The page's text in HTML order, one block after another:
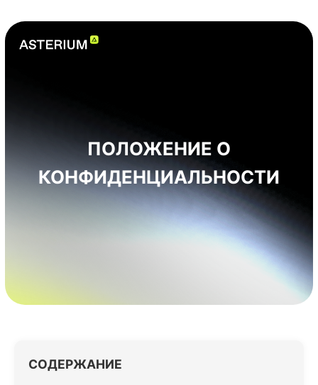
ПОЛОЖЕНИЕ О
КОНФИДЕНЦИАЛЬНОСТИ
СОДЕРЖАНИЕ